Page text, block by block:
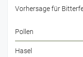
Vorhersage für
Pollen
Hasel